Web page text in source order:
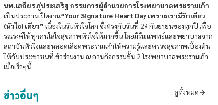
นพ.เสถียร ภู่ประเสริฐ กรรมการผู้อำนวยการโรงพยาบาลพระรามเก้า
เป็นประธานเปิดงาน“Your Signature Heart Day เพราะเรามีรักเดียว
(หัวใจ) เดียว” เนื่องในวันหัวใจโลก ซึ่งตรงกับวันที่ 29 กันยายนของทุกปี เพื่อ
รณรงค์ให้ทุกคนใส่ใจสุขภาพหัวใจให้มากขึ้น โดยมีทีมแพทย์และพยาบาลจาก
สถาบันหัวใจและหลอดเลือดพระรามเก้าให้ความรู้และตรวจสุขภาพเบื้องต้น
ให้กับประชาชนที่เข้าร่วมงาน ณ ลานกิจกรรมชั้น 2 โรงพยาบาลพระรามเก้า
เมื่อเร็วๆนี้
ข่าวอื่นๆ ดูทั้งหมด